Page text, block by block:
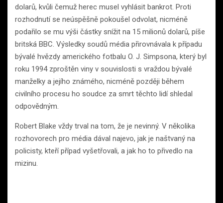
dolarů, kvůli čemuž herec musel vyhlásit bankrot. Proti
rozhodnutí se neúspěšně pokoušel odvolat, nicméně
podařilo se mu výši částky snížit na 15 milionů dolarů, píše
britská BBC. Výsledky soudů média přirovnávala k případu
bývalé hvězdy amerického fotbalu O. J. Simpsona, který byl
roku 1994 zproštěn viny v souvislosti s vraždou bývalé
manželky a jejího známého, nicméně později během
civilního procesu ho soudce za smrt těchto lidí shledal
odpovědným.
Robert Blake vždy trval na tom, že je nevinný. V několika
rozhovorech pro média dával najevo, jak je naštvaný na
policisty, kteří případ vyšetřovali, a jak ho to přivedlo na
mizinu.